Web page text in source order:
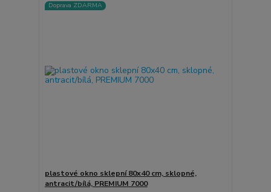
Doprava ZDARMA
plastové okno sklepní 80x40 cm, sklopné,
antracit/bílá, PREMIUM 7000